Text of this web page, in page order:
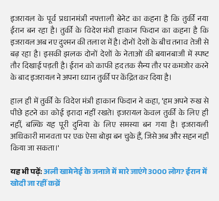
इजरायल के पूर्व प्रधानमंत्री नफ्ताली बेनेट का कहना है कि तुर्की नया
ईरान बन रहा है। तुर्की के विदेश मंत्री हाकान फिदान का कहना है कि
इजरायल अब नए दुश्मन की तलाश में है। दोनों देशों के बीच तनाव तेजी से
बढ़ रहा है। इसकी झलक दोनों देशों के नेताओं की बयानबाजी में स्पष्ट
तौर दिखाई पड़ती है। ईरान को काफी हद तक सैन्य तौर पर कमजोर करने
के बाद इजरायल ने अपना ध्यान तुर्की पर केंद्रित कर दिया है।
हाल ही में तुर्की के विदेश मंत्री हाकान फिदान ने कहा, 'हम अपने रुख से
पीछे हटने का कोई इरादा नहीं रखते। इजरायल केवल तुर्की के लिए ही
नहीं, बल्कि यह पूरी दुनिया के लिए समस्या बन गया है। इजरायली
अधिकारी मानवता पर एक ऐसा बोझ बन चुके हैं, जिसे अब और सहन नहीं
किया जा सकता।'
यह भी पढ़ें:अली खामेनेई के जनाजे में मारे जाएंगे 3000 लोग? ईरान में
खोदी जा रहीं कब्रें